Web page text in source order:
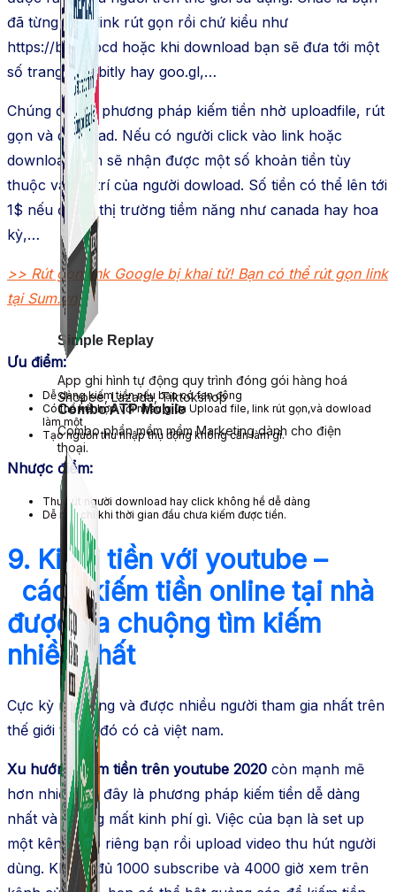
Combo ATP Mobile
Combo phần mềm mềm Marketing dành cho điện
thoại.
Simple Replay
App ghi hình tự động quy trình đóng gói hàng hoá
Shopee, Lazada, Tiktokshop
đã từng thấy link rút gọn rồi chứ kiểu như
https://bitly.abcd hoặc khi download bạn sẽ đưa tới một
số trang như bitly hay goo.gl,…
Chúng đều là phương pháp kiếm tiền nhờ uploadfile, rút
gọn và dowload. Nếu có người click vào link hoặc
download bạn sẽ nhận được một số khoản tiền tùy
thuộc vào vị trí của người dowload. Số tiền có thể lên tới
1$ nếu ở các thị trường tiềm năng như canada hay hoa
kỳ,…
>> Rút gọn link Google bị khai tử! Bạn có thể rút gọn link
tại Sum.vn
Ưu điểm:
Dễ dàng kiếm tiền nếu bạn có fan đông
Có thể kết hợp với nhau giữa Upload file, link rút gọn,và dowload
làm một
Tạo nguồn thu nhập thụ động không cần làm gì.
Nhược điểm:
Thu hút người download hay click không hề dễ dàng
Dễ nản chí khi thời gian đầu chưa kiếm được tiền.
9. Kiếm tiền với youtube –
cách kiếm tiền online tại nhà
được ưa chuộng tìm kiếm
nhiều nhất
Cực kỳ nổi tiếng và được nhiều người tham gia nhất trên
thế giới trong đó có cả việt nam.
Xu hướng kiếm tiền trên youtube 2020 còn mạnh mẽ
hơn nhiều khi đây là phương pháp kiếm tiền dễ dàng
nhất và không mất kinh phí gì. Việc của bạn là set up
một kênh cho riêng bạn rồi upload video thu hút người
dùng. Khi đã đủ 1000 subscribe và 4000 giờ xem trên